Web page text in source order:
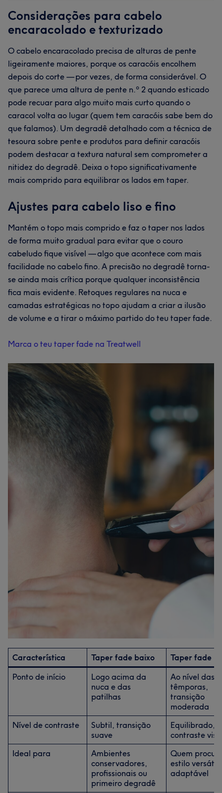
Considerações para cabelo
encaracolado e texturizado
O cabelo encaracolado precisa de alturas de pente
ligeiramente maiores, porque os caracóis encolhem
depois do corte — por vezes, de forma considerável. O
que parece uma altura de pente n.º 2 quando esticado
pode recuar para algo muito mais curto quando o
caracol volta ao lugar (quem tem caracóis sabe bem do
que falamos). Um degradê detalhado com a técnica de
tesoura sobre pente e produtos para definir caracóis
podem destacar a textura natural sem comprometer a
nitidez do degradê. Deixa o topo significativamente
mais comprido para equilibrar os lados em taper.
Ajustes para cabelo liso e fino
Mantém o topo mais comprido e faz o taper nos lados
de forma muito gradual para evitar que o couro
cabeludo fique visível — algo que acontece com mais
facilidade no cabelo fino. A precisão no degradê torna-
se ainda mais crítica porque qualquer inconsistência
fica mais evidente. Retoques regulares na nuca e
camadas estratégicas no topo ajudam a criar a ilusão
de volume e a tirar o máximo partido do teu taper fade.
Marca o teu taper fade na Treatwell
Característica Taper fade baixo
Taper fade
Ponto de início
Logo acima da
nuca e das
patilhas
Ao nível das
têmporas,
transição
moderada
Nível de contraste
Subtil, transição
suave
Equilibrado,
contraste
Ideal para
Ambientes
conservadores,
profissionais ou
primeiro degradê
Quem
estilo versátil
adaptável